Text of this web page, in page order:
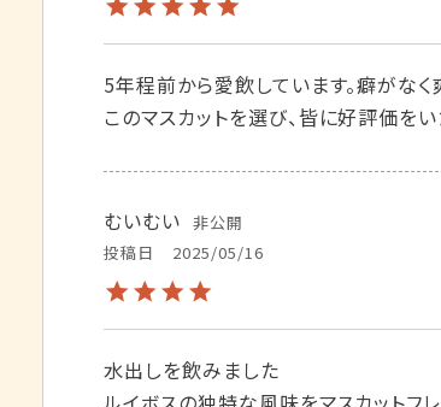
5年程前から愛飲しています。癖がな
このマスカットを選び、皆に好評価を
むいむい 非公開
投稿日
2025/05/16
水出しを飲みました